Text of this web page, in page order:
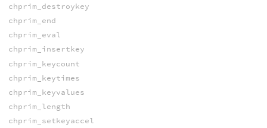
chprim_destroykey
chprim_end
chprim_eval
chprim_insertkey
chprim_keycount
chprim_keytimes
chprim_keyvalues
chprim_length
chprim_setkeyaccel